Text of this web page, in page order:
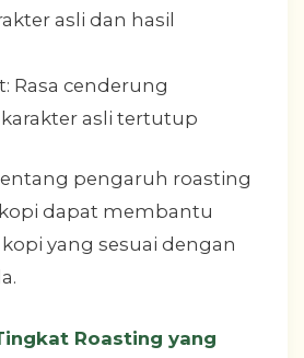
asli dan hasil
Rasa cenderung
asli tertutup
pengaruh roasting
dapat membantu
yang sesuai dengan
Roasting yang